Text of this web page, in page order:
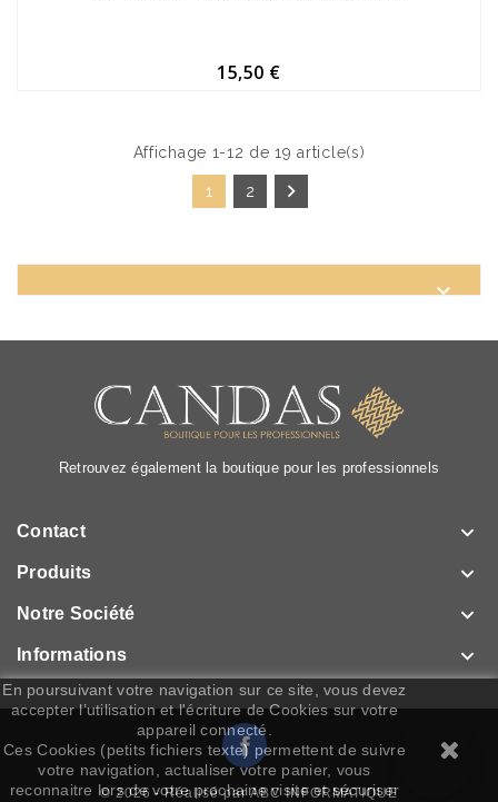
15,50 €
Affichage 1-12 de 19 article(s)
1 2 

Retrouvez également la boutique pour les professionnels
Contact 
Produits 
Notre Société 
Informations 
En poursuivant votre navigation sur ce site, vous devez
accepter l’utilisation et l'écriture de Cookies sur votre
appareil connecté.
Ces Cookies (petits fichiers texte) permettent de suivre
votre navigation, actualiser votre panier, vous
reconnaitre lors de votre prochaine visite et sécuriser
© 2026 - Réalisé par ABC INFORMATIQUE